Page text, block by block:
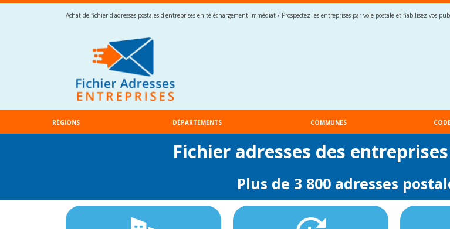
Achat de fichier d'adresses postales d'entreprises en téléchargement immédiat / Prospectez les entreprises par voie postale et fiabilisez vos
RÉGIONS DÉPARTEMENTS COMMUNES
Fichier adresses des
Plus de 3 800 adresses